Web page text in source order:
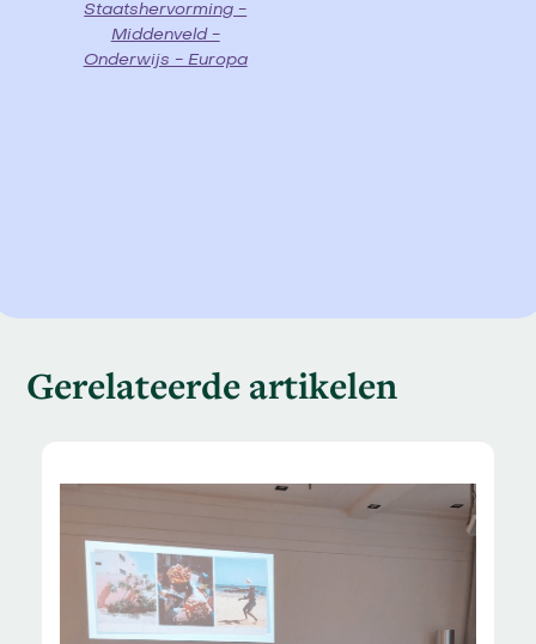
Staatshervorming -
Middenveld -
Onderwijs - Europa
Gerelateerde artikelen